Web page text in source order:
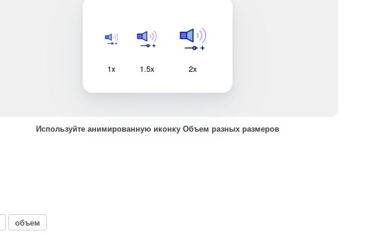
1x 1.5x 2x
Используйте анимированную иконку Объем разных размеров
объем